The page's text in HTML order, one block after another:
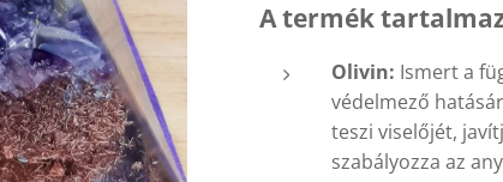
A termék
Olivin: Ismert a
védelmező
teszi viselőjét,
szabályozza az